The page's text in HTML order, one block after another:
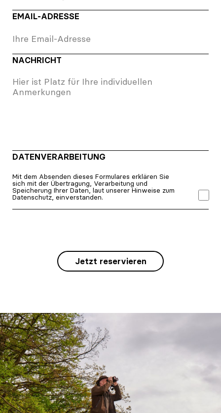
EMAIL-ADRESSE
NACHRICHT
Mit dem Absenden dieses Formulares erklären Sie
sich mit der Übertragung, Verarbeitung und
Speicherung Ihrer Daten, laut unserer Hinweise zum
Datenschutz, einverstanden.
DATEN­VERARBEITUNG
Jetzt reservieren